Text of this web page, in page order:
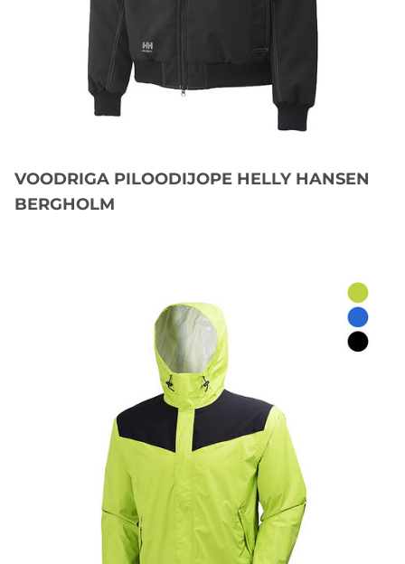
VOODRIGA PILOODIJOPE HELLY HANSEN
BERGHOLM